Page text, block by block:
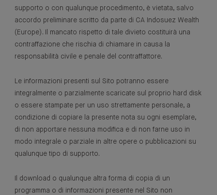
supporto o con qualunque procedimento, è vietata, salvo
accordo preliminare scritto da parte di CA Indosuez Wealth
(Europe). Il mancato rispetto di tale divieto costituirà una
contraffazione che rischia di chiamare in causa la
responsabilità civile e penale del contraffattore.
Le informazioni presenti sul Sito potranno essere
integralmente o parzialmente scaricate sul proprio hard disk
o essere stampate per un uso strettamente personale, a
condizione di copiare la presente nota su ogni esemplare,
di non apportare nessuna modifica e di non farne uso in
modo integrale o parziale in altre opere o pubblicazioni su
qualunque tipo di supporto.
Il download o qualunque altra forma di copia di un
programma o di informazioni presente nel Sito non